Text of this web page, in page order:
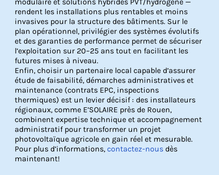
rendent les installations plus rentables et moins
invasives pour la structure des bâtiments. Sur le
plan opérationnel, privilégier des systèmes évolutifs
et des garanties de performance permet de sécuriser
l’exploitation sur 20–25 ans tout en facilitant les
futures mises à niveau.
Enfin, choisir un partenaire local capable d’assurer
étude de faisabilité, démarches administratives et
maintenance (contrats EPC, inspections
thermiques) est un levier décisif : des installateurs
régionaux, comme E’SOLAIRE près de Rouen,
combinent expertise technique et accompagnement
administratif pour transformer un projet
photovoltaïque agricole en gain réel et mesurable.
Pour plus d’informations, contactez-nous dès
maintenant!